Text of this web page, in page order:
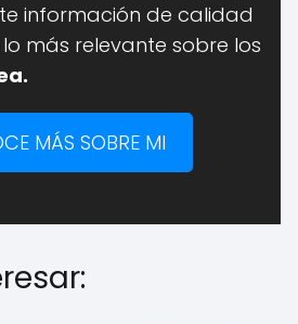
información de calidad
más relevante sobre los
MÁS SOBRE MI